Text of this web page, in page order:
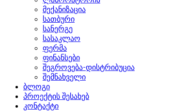
მექანიზაცია
სათბური
სანერგე
სასაკლაო
ფერმა
ფინანსები
შეგროვება-დისტრიბუცია
შემნახველი
ბლოგი
პროექტის შესახებ
კონტაქტი